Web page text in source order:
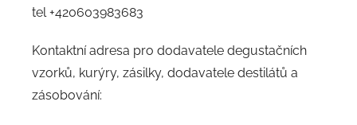
tel +420603983683
Kontaktní adresa pro dodavatele degustačních
vzorků, kurýry, zásilky, dodavatele destilátů a
zásobování: